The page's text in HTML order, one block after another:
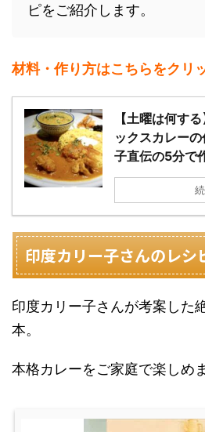
ピをご紹介します。
材料・作り方はこちらをク
【土曜は何す
ックスカレー
子直伝の5分で
印度カリー子さんのレ
印度カリー子さんが考案した
本。
本格カレーをご家庭で楽しめ